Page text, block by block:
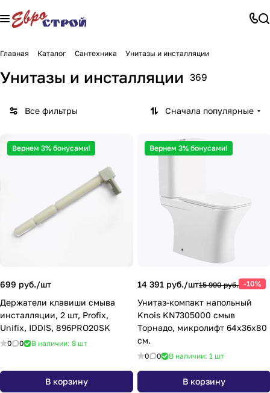
Главная Каталог Сантехника Унитазы и инсталляции
Унитазы и инсталляции 369
Все фильтры Сначала популярные
Вернем 3% бонусами!
699 руб./шт
Держатели клавиши смыва
инсталляции, 2 шт, Profix,
Unifix, IDDIS, 896PRO20SK
0 0 В наличии: 8 шт
В корзину
Вернем 3% бонусами!
14 391 руб./шт15 990 руб. -10%
Унитаз-компакт напольный
Knois KN7305000 смыв
Торнадо, микролифт 64х36х80
см.
0 0 В наличии: 1 шт
В корзину